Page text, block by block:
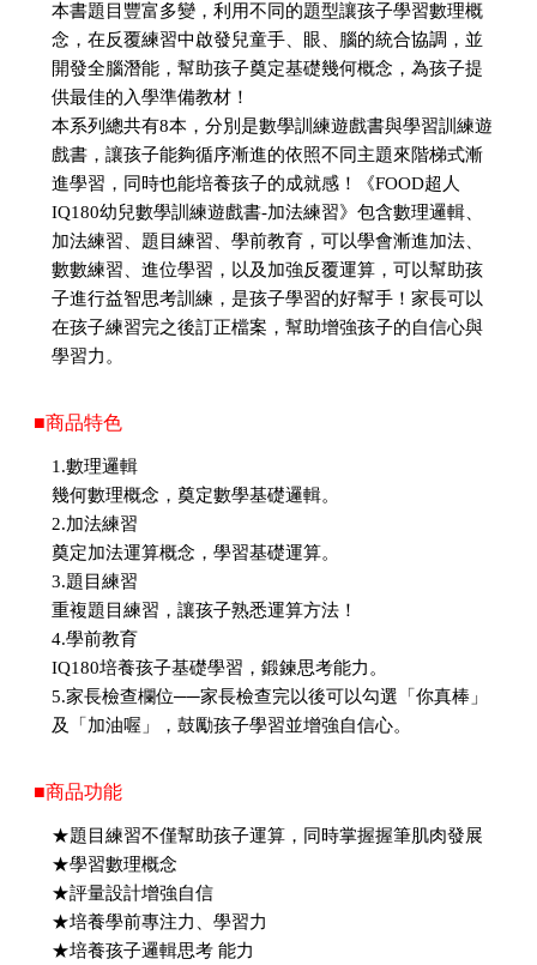
本書題目豐富多變，利用不同的題型讓孩子學習數理概
念，在反覆練習中啟發兒童手、眼、腦的統合協調，並
開發全腦潛能，幫助孩子奠定基礎幾何概念，為孩子提
供最佳的入學準備教材！
本系列總共有8本，分別是數學訓練遊戲書與學習訓練遊
戲書，讓孩子能夠循序漸進的依照不同主題來階梯式漸
進學習，同時也能培養孩子的成就感！《FOOD超人
IQ180幼兒數學訓練遊戲書-加法練習》包含數理邏輯、
加法練習、題目練習、學前教育，可以學會漸進加法、
數數練習、進位學習，以及加強反覆運算，可以幫助孩
子進行益智思考訓練，是孩子學習的好幫手！家長可以
在孩子練習完之後訂正檔案，幫助增強孩子的自信心與
學習力。
■商品特色
1.數理邏輯
幾何數理概念，奠定數學基礎邏輯。
2.加法練習
奠定加法運算概念，學習基礎運算。
3.題目練習
重複題目練習，讓孩子熟悉運算方法！
4.學前教育
IQ180培養孩子基礎學習，鍛鍊思考能力。
5.家長檢查欄位──家長檢查完以後可以勾選「你真棒」
及「加油喔」，鼓勵孩子學習並增強自信心。
■商品功能
★題目練習不僅幫助孩子運算，同時掌握握筆肌肉發展
★學習數理概念
★評量設計增強自信
★培養學前專注力、學習力
★培養孩子邏輯思考 能力